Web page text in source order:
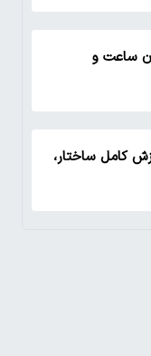
ساعت و
کامل ساختار،